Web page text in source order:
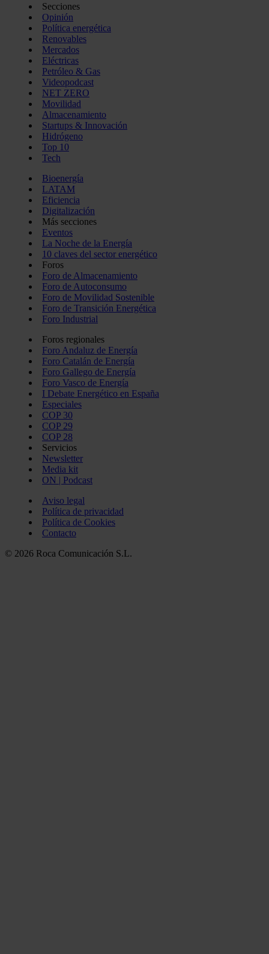
Secciones
Opinión
Política energética
Renovables
Mercados
Eléctricas
Petróleo & Gas
Videopodcast
NET ZERO
Movilidad
Almacenamiento
Startups & Innovación
Hidrógeno
Top 10
Tech
Bioenergía
LATAM
Eficiencia
Digitalización
Más secciones
Eventos
La Noche de la Energía
10 claves del sector energético
Foros
Foro de Almacenamiento
Foro de Autoconsumo
Foro de Movilidad Sostenible
Foro de Transición Energética
Foro Industrial
Foros regionales
Foro Andaluz de Energía
Foro Catalán de Energía
Foro Gallego de Energía
Foro Vasco de Energía
I Debate Energético en España
Especiales
COP 30
COP 29
COP 28
Servicios
Newsletter
Media kit
ON | Podcast
Aviso legal
Política de privacidad
Política de Cookies
Contacto
© 2026 Roca Comunicación S.L.